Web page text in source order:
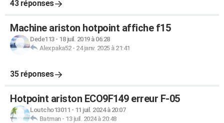
43 réponses
Machine ariston hotpoint affiche f15
Dede113- 18 juil. 2019 à 06:28
Alexpaka52- 24 janv. 2025 à 21:41
35 réponses
Hotpoint ariston ECO9F149 erreur F-05
Loutcho13011 - 11 juil. 2024 à 20:07
Batman- 13 juil. 2024 à 20:48